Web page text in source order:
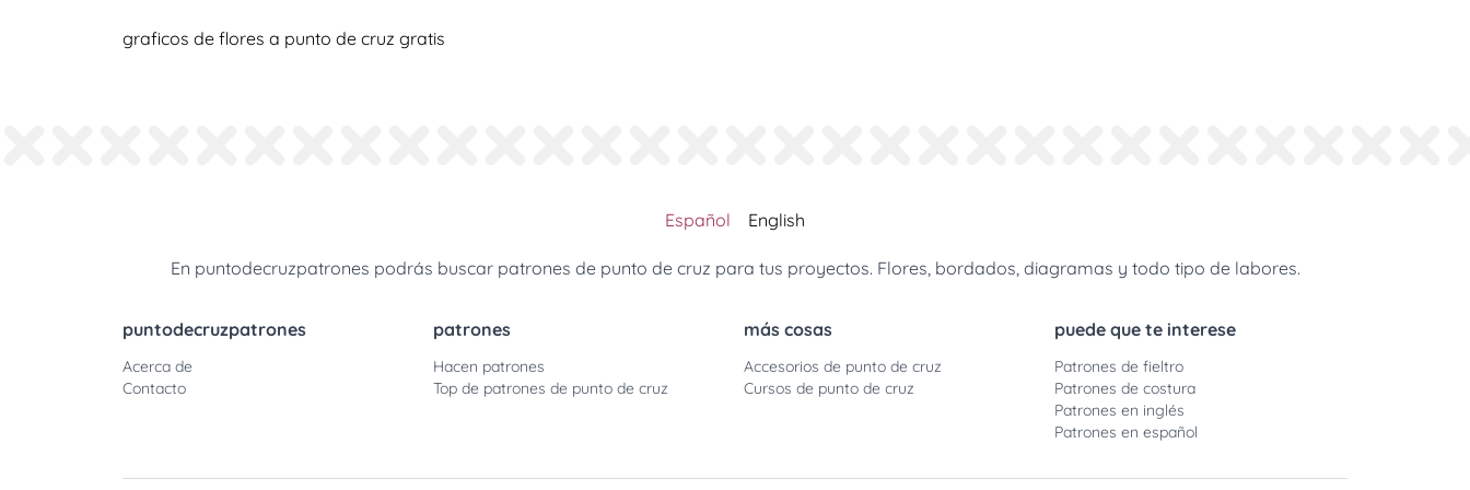
graficos de flores a punto de cruz gratis
Español English
En puntodecruzpatrones podrás buscar patrones de punto de cruz para tus proyectos. Flores, bordados, diagramas y todo tipo de labores.
puntodecruzpatrones
Acerca de
Contacto
patrones
Hacen patrones
Top de patrones de punto de cruz
más cosas
Accesorios de punto de cruz
Cursos de punto de cruz
puede que te interese
Patrones de fieltro
Patrones de costura
Patrones en inglés
Patrones en español